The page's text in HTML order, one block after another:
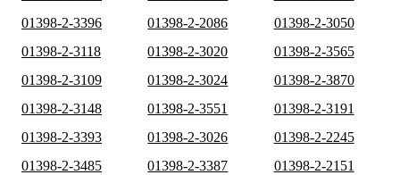
01398-2-3396
01398-2-2086
01398-2-3050
01398-2-3118
01398-2-3020
01398-2-3565
01398-2-3109
01398-2-3024
01398-2-3870
01398-2-3148
01398-2-3551
01398-2-3191
01398-2-3393
01398-2-3026
01398-2-2245
01398-2-3485
01398-2-3387
01398-2-2151